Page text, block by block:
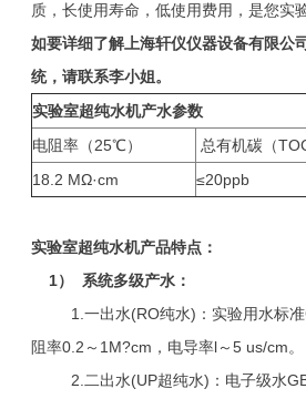
质，长使用寿命，低使用费用，是您实
如要详细了解上海轩仪仪器设备有限公
统，请联系李小姐。
实验室超纯水机产水参数
电阻率（25℃）
总有机碳（
18.2 MΩ·cm
≤20ppb
实验室超纯水机产品特点：
1） 系统多级产水：
1.一出水(RO纯水)：实验用水标准
阻率0.2～1M?cm，电导率l～5 us/cm。
2.二出水(UP超纯水)：电子级水GB